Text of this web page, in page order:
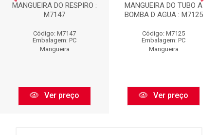
MANGUEIRA DO RESPIRO :
M7147
Código: M7147
Embalagem: PC
Mangueira
Ver preço
MANGUEIRA DO TUBO A
BOMBA D AGUA : M7125
Código: M7125
Embalagem: PC
Mangueira
Ver preço